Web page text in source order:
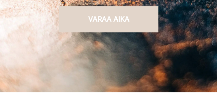
VARAA AIKA